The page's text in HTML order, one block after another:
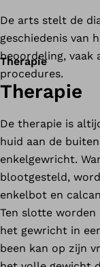
De arts stelt de
geschiedenis van
beoordeling, vaak
procedures.
Therapie
Therapie
De therapie is
huid aan de
enkelgewricht.
blootgesteld,
enkelbot en
Ten slotte
het gewricht in
been kan op zijn